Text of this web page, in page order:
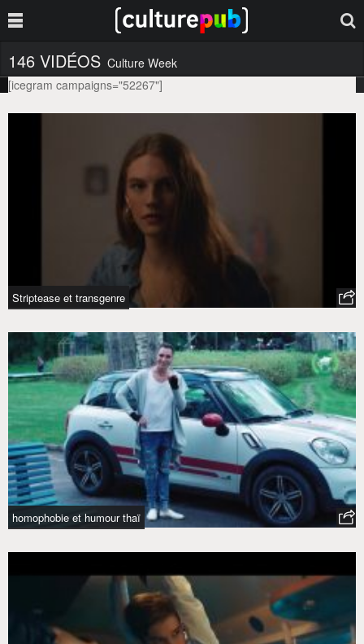
146 VIDÉOS Culture Week
[icegram campaigns="52267"]
Striptease et transgenre
homophobie et humour thaï